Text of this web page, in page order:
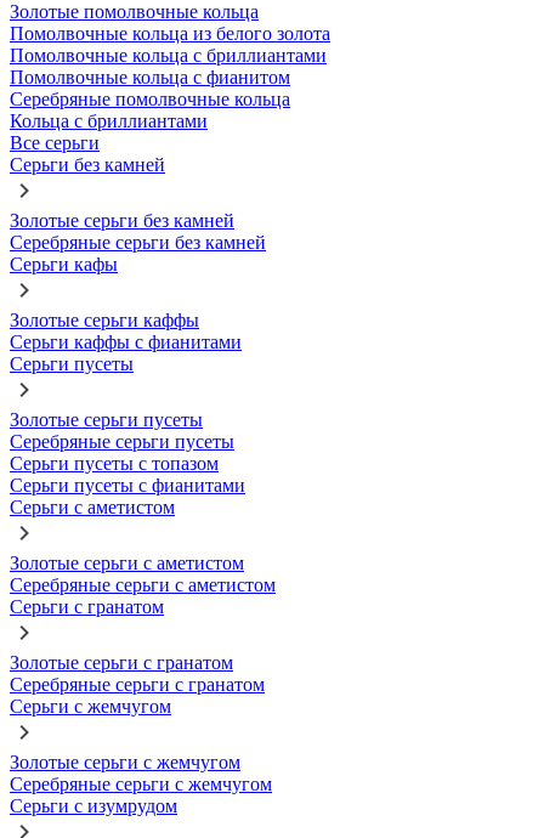
Золотые помолвочные кольца
Помолвочные кольца из белого золота
Помолвочные кольца с бриллиантами
Помолвочные кольца с фианитом
Серебряные помолвочные кольца
Кольца с бриллиантами
Все серьги
Серьги без камней
Золотые серьги без камней
Серебряные серьги без камней
Серьги кафы
Золотые серьги каффы
Серьги каффы с фианитами
Серьги пусеты
Золотые серьги пусеты
Серебряные серьги пусеты
Серьги пусеты с топазом
Серьги пусеты с фианитами
Серьги с аметистом
Золотые серьги с аметистом
Серебряные серьги с аметистом
Серьги с гранатом
Золотые серьги с гранатом
Серебряные серьги с гранатом
Серьги с жемчугом
Золотые серьги с жемчугом
Серебряные серьги с жемчугом
Серьги с изумрудом